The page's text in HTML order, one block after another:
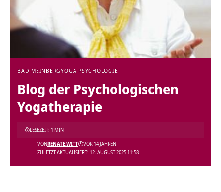
BAD MEINBERGYOGA PSYCHOLOGIE
Blog der Psychologischen
Yogatherapie
ZULETZT AKTUALISIERT: 12. AUGUST 2025 11:58
VONRENATE.WITT VOR 14 JAHREN
LESEZEIT: 1 MIN